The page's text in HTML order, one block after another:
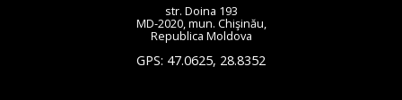
str. Doina 193
MD-2020,mun. Chişinău,
Republica Moldova
GPS: 47.0625, 28.8352